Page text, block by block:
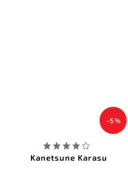
–5 %
Kanetsune Karasu